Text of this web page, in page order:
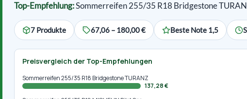
Top-Empfehlung:Sommerreifen 255/35 R18 Bridgestone
7 Produkte 67,06 – 180,00 € Beste Note 1,5
Preisvergleich der Top-Empfehlungen
Sommerreifen 255/35 R18 Bridgestone TURANZ
137,28 €